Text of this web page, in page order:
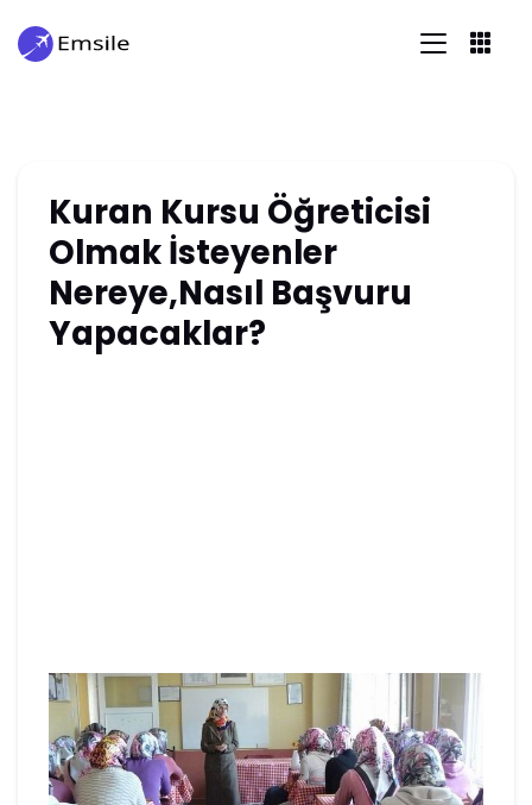
Kuran Kursu Öğreticisi
Olmak İsteyenler
Nereye,Nasıl Başvuru
Yapacaklar?